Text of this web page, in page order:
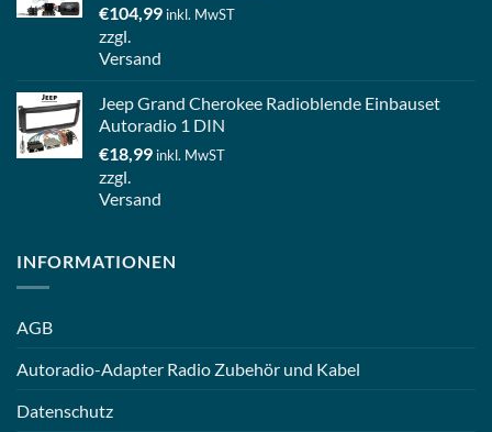
€104,99 inkl. MwST
zzgl.
Versand
Jeep Grand Cherokee Radioblende Einbauset
Autoradio 1 DIN
€18,99 inkl. MwST
zzgl.
Versand
INFORMATIONEN
AGB
Autoradio-Adapter Radio Zubehör und Kabel
Datenschutz